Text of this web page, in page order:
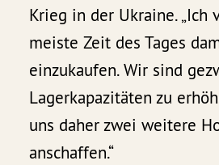
Krieg in der Ukraine. „Ich
meiste Zeit des Tages
einzukaufen. Wir sind
Lagerkapazitäten zu
uns daher zwei weitere
anschaffen.“